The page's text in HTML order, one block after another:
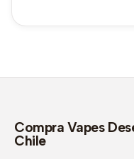
Compra Vapes
Chile